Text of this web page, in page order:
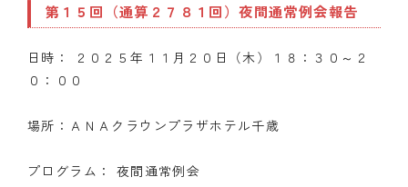
スケジュール
年間プログラム
第１５回（通算２７８１回）夜間通常例会報告
日時： ２０２５年１１月２０日（木）１８：３０～２
０：００
場所：ＡＮＡクラウンプラザホテル千歳
プログラム： 夜間通常例会